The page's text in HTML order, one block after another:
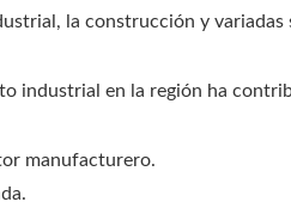
la construcción y variadas
industrial en la región ha
manufacturero.